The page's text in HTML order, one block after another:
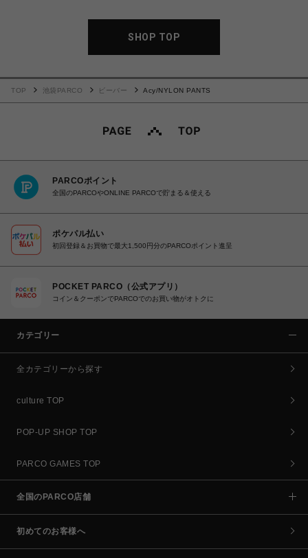
SHOP TOP
TOP 池袋PARCO ビーバー Acy/NYLON PANTS
PARCOポイント
全国のPARCOやONLINE PARCOで貯まる＆使える
ポケパル払い
初回登録＆お買物で最大1,500円分のPARCOポイント進呈
POCKET PARCO（公式アプリ）
コイン＆クーポンでPARCOでのお買い物がオトクに
カテゴリー
全カテゴリーから探す
culture TOP
POP-UP SHOP TOP
PARCO GAMES TOP
全国のPARCO店舗
初めてのお客様へ